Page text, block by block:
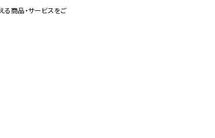
商品・サービスをご